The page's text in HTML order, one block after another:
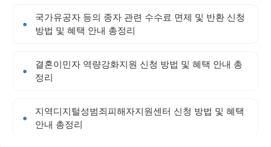
국가유공자 등의 종자 관련 수수료 면제 및 반환 신청
방법 및 혜택 안내 총정리
결혼이민자 역량강화지원 신청 방법 및 혜택 안내 총
정리
지역디지털성범죄피해자지원센터 신청 방법 및 혜택
안내 총정리